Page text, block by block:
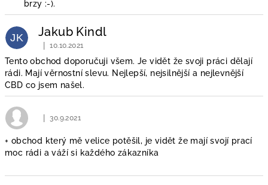
brzy :-).
JK Jakub Kindl
Hodnocení obchodu je 5 z 5 hvězdiček.
10.10.2021
Tento obchod doporučuji všem. Je vidět že svoji práci dělají
rádi. Mají věrnostní slevu. Nejlepší, nejsilnější a nejlevnější
CBD co jsem našel.
Hodnocení obchodu je 5 z 5 hvězdiček.
| 30.9.2021
+ obchod který mě velice potěšil, je vidět že mají svojí prací
moc rádi a váží si každého zákazníka